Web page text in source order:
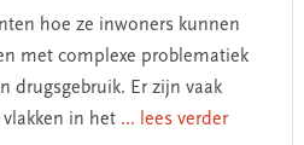
hoe ze inwoners kunnen
met complexe problematiek
drugsgebruik. Er zijn vaak
in het ... lees verder